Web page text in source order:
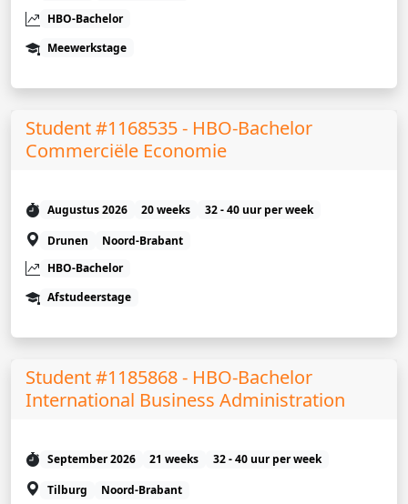
HBO-Bachelor
Meewerkstage
Student #1168535 - HBO-Bachelor
Commerciële Economie
Augustus 2026 20 weeks
32 - 40 uur per week
Drunen
Noord-Brabant
HBO-Bachelor
Afstudeerstage
Student #1185868 - HBO-Bachelor
International Business Administration
September 2026 21 weeks
32 - 40 uur per week
Tilburg
Noord-Brabant